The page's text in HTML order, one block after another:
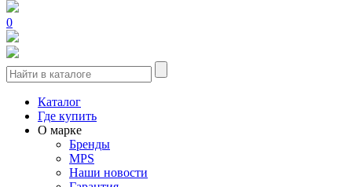
0
Каталог
Где купить
О марке
Бренды
MPS
Наши новости